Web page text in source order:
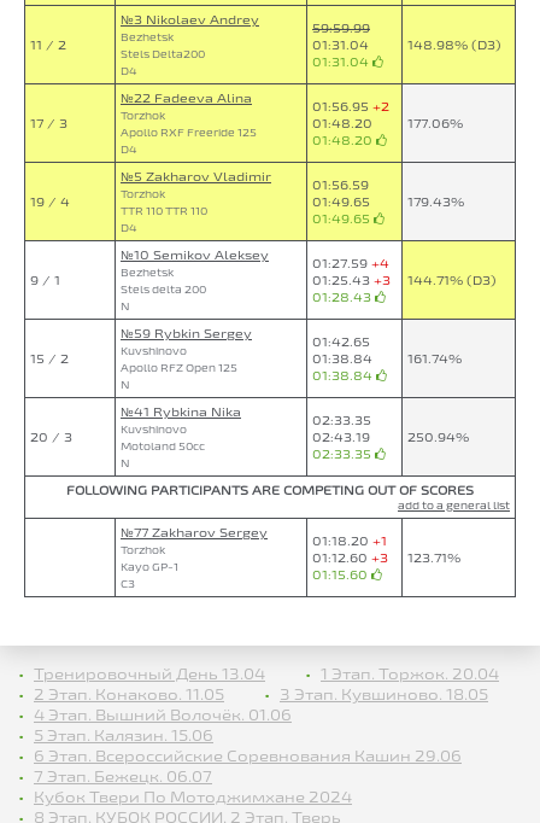
11 / 2
№3 Nikolaev Andrey
Bezhetsk
Stels Delta200
D4
59:59.99
01:31.04
01:31.04
148.98% (D3)
17 / 3
№22 Fadeeva Alina
Torzhok
Apollo RXF Freeride 125
D4
01:56.95 +2
01:48.20
01:48.20
177.06%
19 / 4
№5 Zakharov Vladimir
Torzhok
TTR 110 TTR 110
D4
01:56.59
01:49.65
01:49.65
179.43%
9 / 1
№10 Semikov Aleksey
Bezhetsk
Stels delta 200
N
01:27.59 +4
01:25.43 +3
01:28.43
144.71% (D3)
15 / 2
№59 Rybkin Sergey
Kuvshinovo
Apollo RFZ Open 125
N
01:42.65
01:38.84
01:38.84
161.74%
20 / 3
№41 Rybkina Nika
Kuvshinovo
Motoland 50cc
N
02:33.35
02:43.19
02:33.35
250.94%
FOLLOWING PARTICIPANTS ARE COMPETING OUT OF SCORES
add to a general list
№77 Zakharov Sergey
Torzhok
Kayo GP-1
C3
01:18.20 +1
01:12.60 +3
01:15.60
123.71%
Тренировочный День 13.04
1 Этап. Торжок. 20.04
2 Этап. Конаково. 11.05
3 Этап. Кувшиново. 18.05
4 Этап. Вышний Волочёк. 01.06
5 Этап. Калязин. 15.06
6 Этап. Всероссийские Соревнования Кашин 29.06
7 Этап. Бежецк. 06.07
Кубок Твери По Мотоджимхане 2024
8 Этап. КУБОК РОССИИ, 2 Этап. Тверь